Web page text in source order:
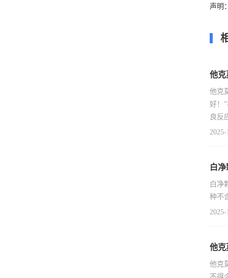
声明
他克
他克
好！
良反
2025-
白
白净
种不
2025-
他克
他克